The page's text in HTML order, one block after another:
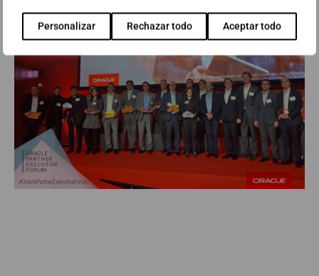
Personalizar Rechazar todo Aceptar todo